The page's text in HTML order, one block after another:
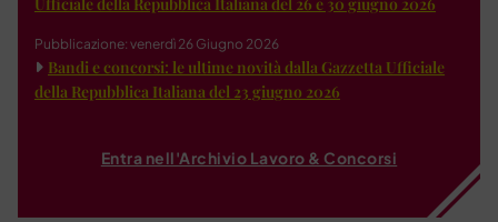
Pubblicazione: venerdì 26 Giugno 2026
Bandi e concorsi: le ultime novità dalla Gazzetta Ufficiale
della Repubblica Italiana del 23 giugno 2026
Entra nell'Archivio Lavoro & Concorsi